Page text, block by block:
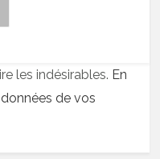
les indésirables. En
de vos